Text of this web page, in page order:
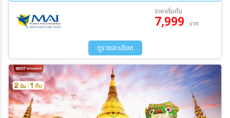
ค้นหา
19 ก.ย. 69 - 20 ก.ย. 69
10 ต.ค. 69 - 11 ต.ค. 69
24 ต.ค. 69 - 25 ต.ค. 69
ราคาเริ่มต้น
7,999 บาท
ดูรายละเอียด